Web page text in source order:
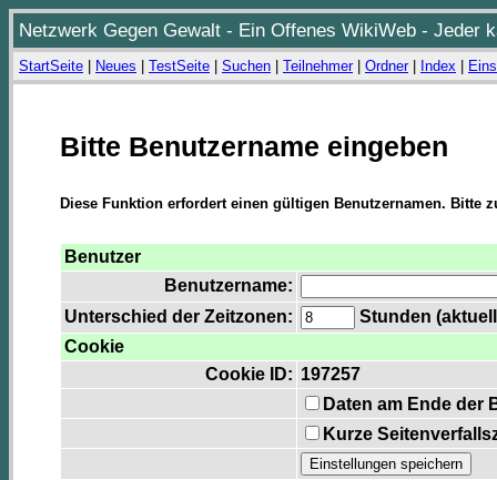
Netzwerk Gegen Gewalt - Ein Offenes WikiWeb - Jeder
StartSeite Neues TestSeite Suchen Teilnehmer| Ordner| Index
Bitte Benutzername eingeben
Diese Funktion erfordert einen gültigen Benutzernamen. Bitte
Benutzer
Benutzername:
Unterschied der Zeitzonen:
Stunden
Cookie
Cookie ID: 197257
Daten am Ende der
Kurze